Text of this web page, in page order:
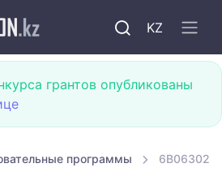
KZ
грантов опубликованы
программы 6B06302